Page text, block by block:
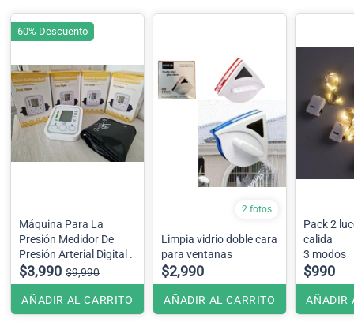
Máquina Para La
Presión Medidor De
Presión Arterial Digital .
$3,990 $9,990
AÑADIR AL CARRITO
60% Descuento
2 fotos
Limpia vidrio doble cara
para ventanas
$2,990
AÑADIR AL CARRITO
Pack 2 luces hada luz
calida
3 modos
$990
AÑADIR